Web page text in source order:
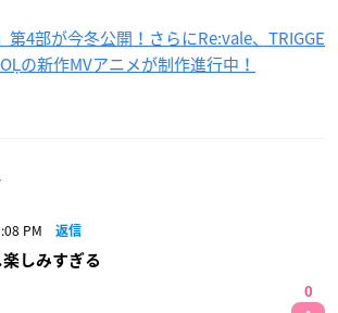
第4部が今冬公開！さらにRe:vale、TRIGGE
の新作MVアニメが制作進行中！
PM 返信
しみすぎる
0